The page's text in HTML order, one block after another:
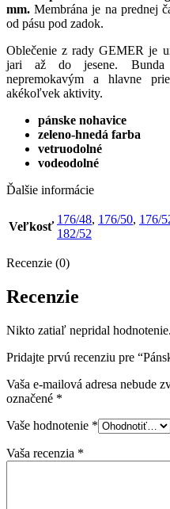
mm.Membrána je na prednej
od pásu pod zadok.
Oblečenie z rady GEMER je
jari až do jesene. Bunda
nepremokavým a hlavne
akékoľvek aktivity.
pánske nohavice
zeleno-hnedá farba
vetruodolné
vodeodolné
Ďalšie informácie
Veľkosť
176/48, 176/50, 176/
182/52
Recenzie (0)
Recenzie
Nikto zatiaľ nepridal hodnotenie.
Pridajte prvú recenziu pre
Vaša e-mailová adresa nebude
označené *
Vaše hodnotenie *
Vaša recenzia *